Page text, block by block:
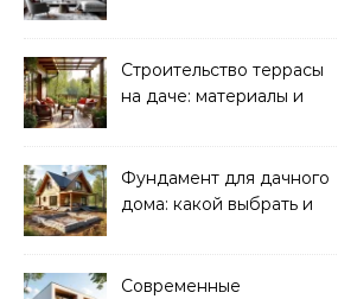
Строительство террасы
на даче: материалы и
Фундамент для дачного
дома: какой выбрать и
Современные